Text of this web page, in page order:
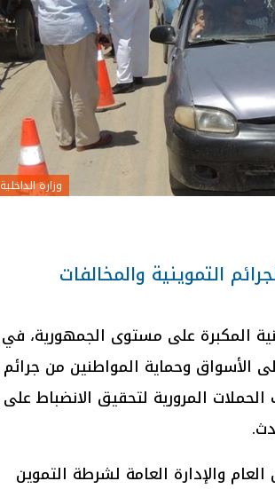
وزارة الداخلية
التموينية والمخالفات
المكبرة على مستوى الجمهورية، في
الأسواق وحماية المواطنين من جرائم
المرورية لتحقيق الانضباط على
والإدارة العامة لشرطة التموين